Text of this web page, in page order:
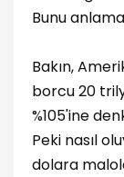
Bunu
Bakın,
borcu 20
%105'ine
Peki nasıl
dolara